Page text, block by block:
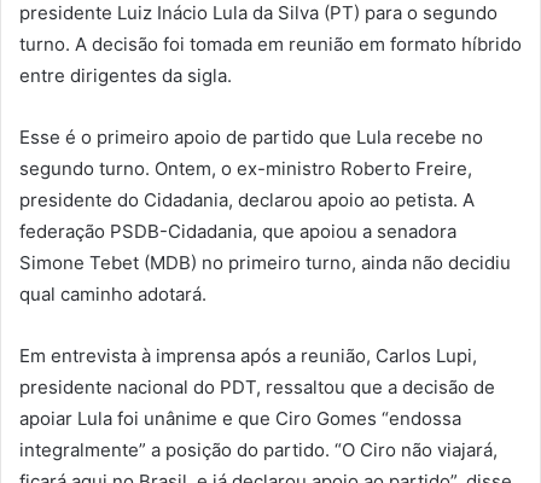
presidente Luiz Inácio Lula da Silva (PT) para o segundo
turno. A decisão foi tomada em reunião em formato híbrido
entre dirigentes da sigla.
Esse é o primeiro apoio de partido que Lula recebe no
segundo turno. Ontem, o ex-ministro Roberto Freire,
presidente do Cidadania, declarou apoio ao petista. A
federação PSDB-Cidadania, que apoiou a senadora
Simone Tebet (MDB) no primeiro turno, ainda não decidiu
qual caminho adotará.
Em entrevista à imprensa após a reunião, Carlos Lupi,
presidente nacional do PDT, ressaltou que a decisão de
apoiar Lula foi unânime e que Ciro Gomes “endossa
integralmente” a posição do partido. “O Ciro não viajará,